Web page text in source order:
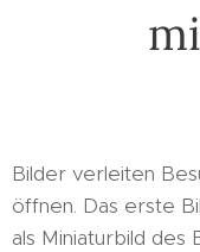
Bilder verleiten
öffnen. Das erste
als Miniaturbild des